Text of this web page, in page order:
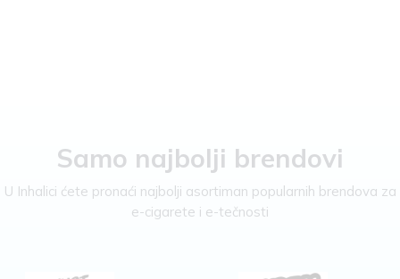
Samo najbolji brendovi
U Inhalici ćete pronaći najbolji asortiman popularnih brendova za
e-cigarete i e-tečnosti